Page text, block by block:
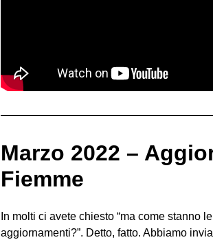
Marzo 2022 –
Fiemme
In molti ci avete chiesto “ma come stanno
aggiornamenti?”. Detto, fatto. Abbiamo